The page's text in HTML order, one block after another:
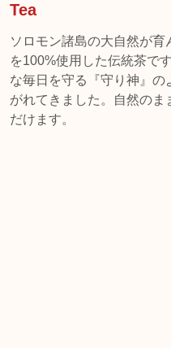
Tea
ソロモン諸島の大自然が
を100%使用した伝統茶で
な毎日を守る『守り神』
がれてきました。自然のま
だけます。